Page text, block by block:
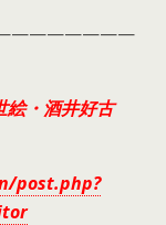
・酒井好古
post.php?